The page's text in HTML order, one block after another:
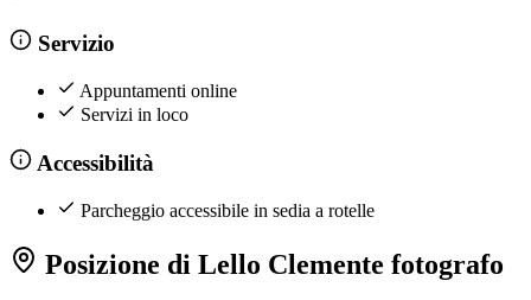
Servizio
Appuntamenti online
Servizi in loco
Accessibilità
Parcheggio accessibile in sedia a rotelle
Posizione di Lello Clemente fotografo